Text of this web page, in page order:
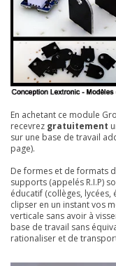
En achetant ce module
recevrez gratuitement
sur une base de travail
page).
De formes et de formats
supports (appelés R.I.P)
éducatif (collèges,
clipser en un instant vos
verticale sans avoir à
base de travail sans
rationaliser et de